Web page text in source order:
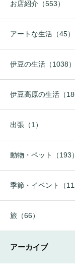
お店紹介（553）
アートな生活（45）
伊豆の生活（1038）
伊豆高原の生活（
出張（1）
動物・ペット（193）
季節・イベント（
旅（66）
アーカイブ